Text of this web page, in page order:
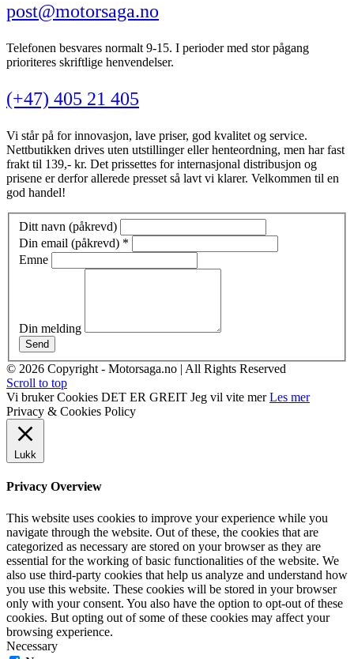
post@motorsaga.no
Telefonen besvares normalt 9-15. I perioder med stor pågang
prioriteres skriftlige henvendelser.
(+47) 405 21 405
Vi står på for innovasjon, lave priser, god kvalitet og service.
Nettbutikken drives uten utstillinger eller henteordning, men har fast
frakt til 139,- kr. Det prissettes for internasjonal distribusjon og
prisene er derfor allerede presset så lavt vi klarer. Velkommen til en
god handel!
Ditt navn (påkrevd)
Din email (påkrevd) *
Emne
Din melding
Send
© 2026 Copyright - Motorsaga.no | All Rights Reserved
Scroll to top
Vi bruker Cookies DET ER GREIT Jeg vil vite mer Les mer
Privacy & Cookies Policy
Lukk
Privacy Overview
This website uses cookies to improve your experience while you
navigate through the website. Out of these, the cookies that are
categorized as necessary are stored on your browser as they are
essential for the working of basic functionalities of the website. We
also use third-party cookies that help us analyze and understand how
you use this website. These cookies will be stored in your browser
only with your consent. You also have the option to opt-out of these
cookies. But opting out of some of these cookies may affect your
browsing experience.
Necessary